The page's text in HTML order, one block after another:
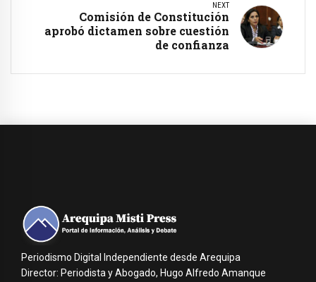
NEXT
Comisión de Constitución
aprobó dictamen sobre cuestión
de confianza
Periodismo Digital Independiente desde Arequipa
Director: Periodista y Abogado, Hugo Alfredo Amanque